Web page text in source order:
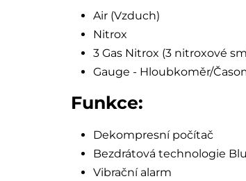
Air (Vzduch)
Nitrox
3 Gas Nitrox (3 nitroxové
Gauge - Hloubkoměr/
Funkce:
Dekompresní počítač
Bezdrátová technologie
Vibrační alarm